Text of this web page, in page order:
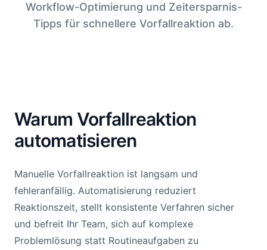
Workflow-Optimierung und Zeitersparnis-
Tipps für schnellere Vorfallreaktion ab.
Warum Vorfallreaktion
automatisieren
Manuelle Vorfallreaktion ist langsam und
fehleranfällig. Automatisierung reduziert
Reaktionszeit, stellt konsistente Verfahren sicher
und befreit Ihr Team, sich auf komplexe
Problemlösung statt Routineaufgaben zu